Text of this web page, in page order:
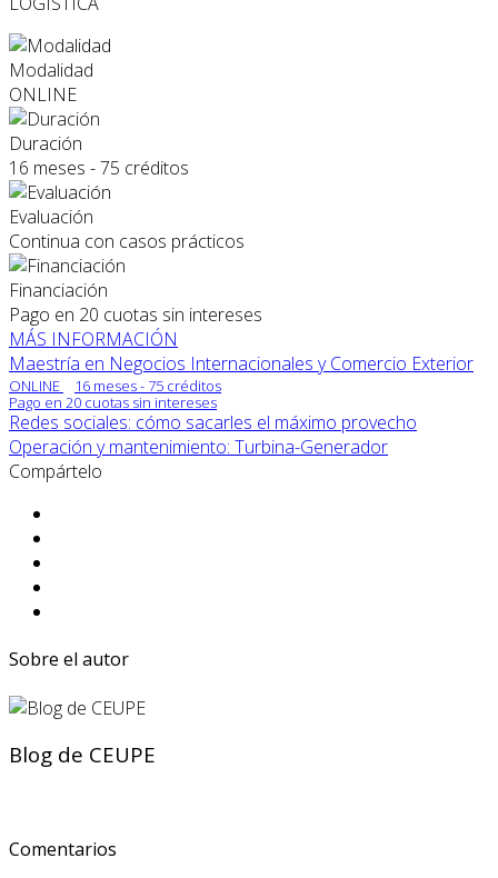
Modalidad
ONLINE
Duración
16 meses - 75 créditos
Evaluación
Continua con casos prácticos
Financiación
Pago en 20 cuotas sin intereses
MÁS INFORMACIÓN
Maestría en Negocios Internacionales y Comercio Exterior
ONLINE
16 meses - 75 créditos
Pago en 20 cuotas sin intereses
Redes sociales: cómo sacarles el máximo provecho
Operación y mantenimiento: Turbina-Generador
Compártelo
Sobre el autor
Blog de CEUPE
Comentarios